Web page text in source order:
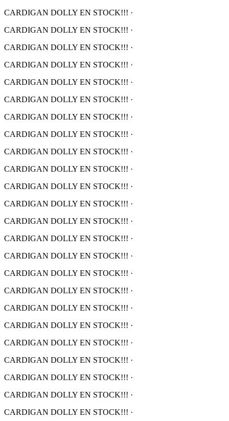
CARDIGAN DOLLY EN STOCK!!! ·
CARDIGAN DOLLY EN STOCK!!! ·
CARDIGAN DOLLY EN STOCK!!! ·
CARDIGAN DOLLY EN STOCK!!! ·
CARDIGAN DOLLY EN STOCK!!! ·
CARDIGAN DOLLY EN STOCK!!! ·
CARDIGAN DOLLY EN STOCK!!! ·
CARDIGAN DOLLY EN STOCK!!! ·
CARDIGAN DOLLY EN STOCK!!! ·
CARDIGAN DOLLY EN STOCK!!! ·
CARDIGAN DOLLY EN STOCK!!! ·
CARDIGAN DOLLY EN STOCK!!! ·
CARDIGAN DOLLY EN STOCK!!! ·
CARDIGAN DOLLY EN STOCK!!! ·
CARDIGAN DOLLY EN STOCK!!! ·
CARDIGAN DOLLY EN STOCK!!! ·
CARDIGAN DOLLY EN STOCK!!! ·
CARDIGAN DOLLY EN STOCK!!! ·
CARDIGAN DOLLY EN STOCK!!! ·
CARDIGAN DOLLY EN STOCK!!! ·
CARDIGAN DOLLY EN STOCK!!! ·
CARDIGAN DOLLY EN STOCK!!! ·
CARDIGAN DOLLY EN STOCK!!! ·
CARDIGAN DOLLY EN STOCK!!! ·